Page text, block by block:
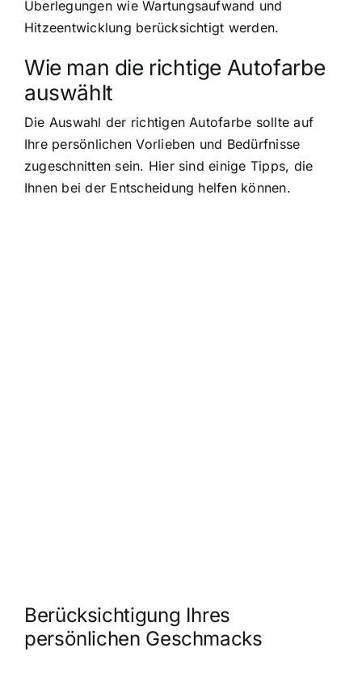
Überlegungen wie Wartungsaufwand und
Hitzeentwicklung berücksichtigt werden.
Wie man die richtige Autofarbe
auswählt
Die Auswahl der richtigen Autofarbe sollte auf
Ihre persönlichen Vorlieben und Bedürfnisse
zugeschnitten sein. Hier sind einige Tipps, die
Ihnen bei der Entscheidung helfen können.
Berücksichtigung Ihres
persönlichen Geschmacks